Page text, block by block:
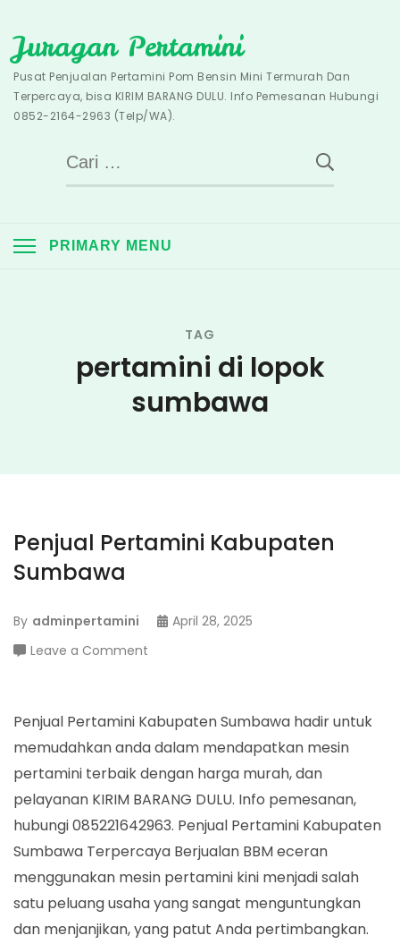
to
content
Juragan Pertamini
Pusat Penjualan Pertamini Pom Bensin Mini Termurah Dan
Terpercaya, bisa KIRIM BARANG DULU. Info Pemesanan Hubungi
0852-2164-2963 (Telp/WA).
Cari
untuk:
PRIMARY MENU
TAG
pertamini di lopok
sumbawa
Penjual Pertamini Kabupaten
Sumbawa
By adminpertamini
April 28, 2025
Leave a Comment
Kabupaten
Sumbawa
Penjual Pertamini Kabupaten Sumbawa hadir untuk
memudahkan anda dalam mendapatkan mesin
pertamini terbaik dengan harga murah, dan
pelayanan KIRIM BARANG DULU. Info pemesanan,
hubungi 085221642963. Penjual Pertamini Kabupaten
Sumbawa Terpercaya Berjualan BBM eceran
menggunakan mesin pertamini kini menjadi salah
satu peluang usaha yang sangat menguntungkan
dan menjanjikan, yang patut Anda pertimbangkan.